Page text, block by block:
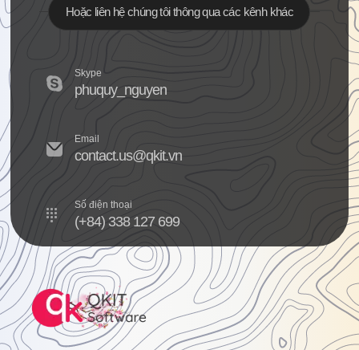
Hoặc liên hệ chúng tôi thông qua các kênh khác
Skype
phuquy_nguyen
Email
contact.us@qkit.vn
Số điện thoại
(+84) 338 127 699